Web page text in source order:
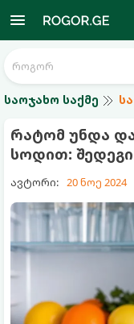
საოჯახო საქმე
რატომ უნდა
სოდით:
ავტორი: 20 ნოე 2024